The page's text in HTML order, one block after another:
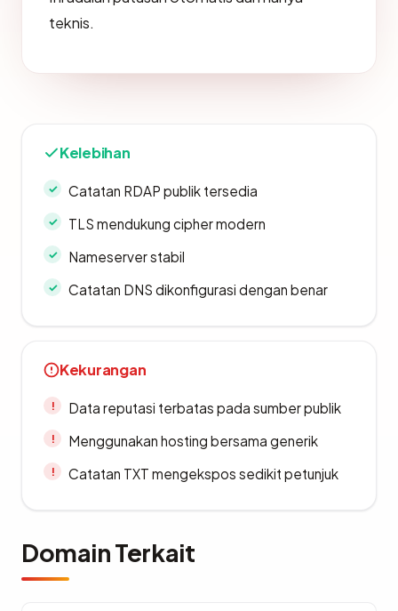
teknis.
Kelebihan
Catatan RDAP publik tersedia
TLS mendukung cipher modern
Nameserver stabil
Catatan DNS dikonfigurasi dengan benar
Kekurangan
Data reputasi terbatas pada sumber publik
Menggunakan hosting bersama generik
Catatan TXT mengekspos sedikit petunjuk
Domain Terkait